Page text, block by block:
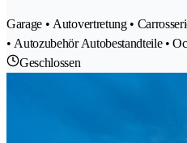
Garage • Autovertretung •
• Autozubehör Autobestandteile •
Geschlossen